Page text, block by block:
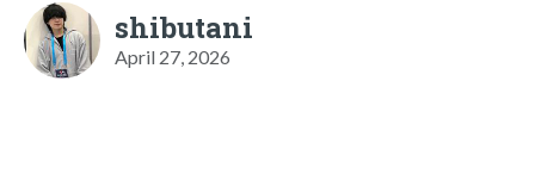
shibutani
April 27, 2026